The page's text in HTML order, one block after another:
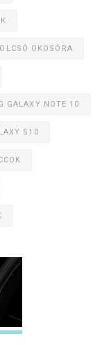
OLCSÓ OKOSÓRA
GALAXY NOTE 10
S10